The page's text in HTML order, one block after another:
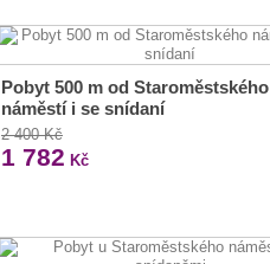
Pobyt 500 m od Staroměstského
náměstí i se snídaní
2 400 Kč
1 782 Kč